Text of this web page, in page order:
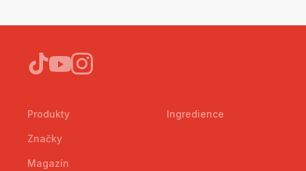
Produkty
Značky
Magazín
Ingredience